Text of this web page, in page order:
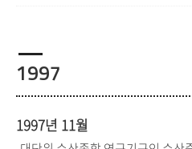
1997
1997년 11월